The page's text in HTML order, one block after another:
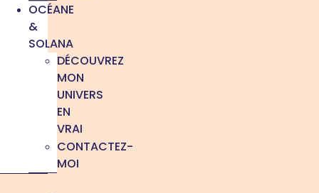
OCÉANE
&
SOLANA
DÉCOUVREZ
MON
UNIVERS
EN
VRAI
CONTACTEZ-
MOI